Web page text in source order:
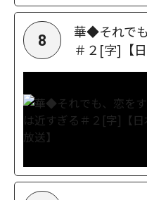
8
華◆それで
＃２[字]【日